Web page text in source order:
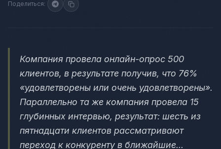
Поделиться:
Компания провела онлайн-опрос 500
клиентов, в результате получив, что 76%
«удовлетворены или очень удовлетворены».
Параллельно та же компания провела 15
глубинных интервью, результат: шесть из
пятнадцати клиентов рассматривают
переход к конкуренту в ближайшие...